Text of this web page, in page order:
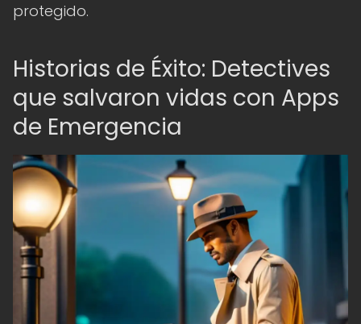
protegido.
Historias de Éxito: Detectives
que salvaron vidas con Apps
de Emergencia